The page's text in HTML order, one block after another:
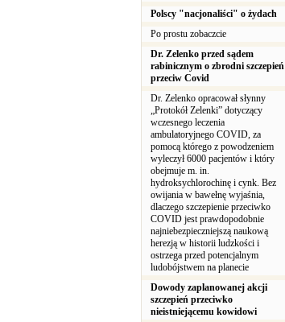
Polscy "nacjonaliści" o żydach
Po prostu zobaczcie
Dr. Zelenko przed sądem
rabinicznym o zbrodni szczepień
przeciw Covid
Dr. Zelenko opracował słynny
„Protokół Zelenki” dotyczący
wczesnego leczenia
ambulatoryjnego COVID, za
pomocą którego z powodzeniem
wyleczył 6000 pacjentów i który
obejmuje m. in.
hydroksychlorochinę i cynk. Bez
owijania w bawełnę wyjaśnia,
dlaczego szczepienie przeciwko
COVID jest prawdopodobnie
najniebezpieczniejszą naukową
herezją w historii ludzkości i
ostrzega przed potencjalnym
ludobójstwem na planecie
Dowody zaplanowanej akcji
szczepień przeciwko
nieistniejącemu kowidowi